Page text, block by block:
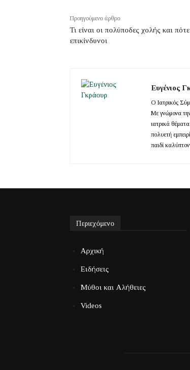
Προηγούμενο άρθρο
Τι είναι οι πολύποδες χολής και πότε
επικίνδυνοι
Ευγένιος
Ο Ιατρικός
Με γνώμονα
ιατρικά
πολυετή
παιδί
Περιεχόμενο
Αρχική
Ειδήσεις
Μύθοι και Αλήθειες
Videos